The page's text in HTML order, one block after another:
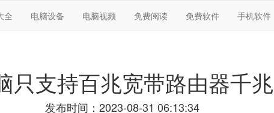
全 电脑设备 电脑视频 免费阅读 免费软件 手机软件
只支持百兆宽带路由器千兆
发布时间：2023-08-31 06:13:34